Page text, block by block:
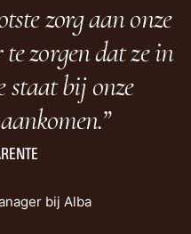
zorg aan onze
zorgen dat ze in
staat bij onze
bij Alba